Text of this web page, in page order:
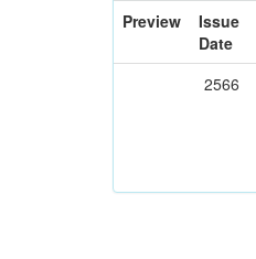
Preview
Issue
Date
2566